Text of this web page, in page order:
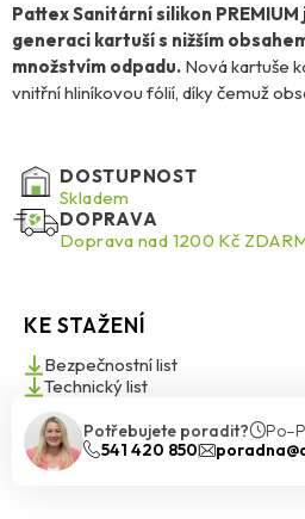
Pattex Sanitární silikon
generaci kartuší s nižším
množstvím odpadu. Nová kartuše
vnitřní hliníkovou fólií, díky čemuž
oproti běžným plastovým kartuším
běžné vytlačovací pistole a silikon se
vlhkých prostorech.
Tento prémiový sanitární silikon je
stěn a podlah. Hodí se také k
vybavení, například umyvadel, van,
obkladových detailů v koupelně
Pattex Sanitární silikon PREMIUM
takže dobře snáší drobné pohyby
DOSTUPNOST
Skladem
DOPRAVA
Doprava nad 1200 Kč
KE STAŽENÍ
Bezpečnostní list
Technický list
Potřebujete poradit?
541 420 850